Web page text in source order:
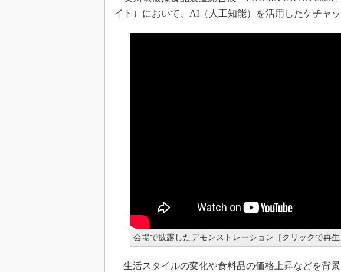
イト）において、AI（人工知能）を活用したケチャ
会場で披露したデモンストレーション［クリックで再生
生活スタイルの変化や食料品の価格上昇などを背